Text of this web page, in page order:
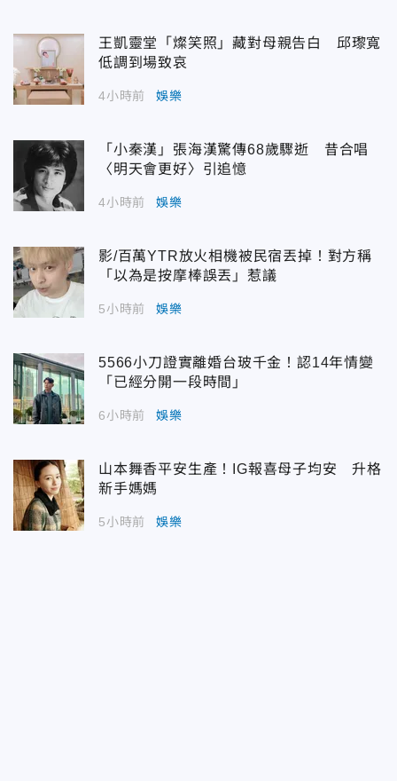
王凱靈堂「燦笑照」藏對母親告白 邱瓈寬
低調到場致哀
4小時前 娛樂
「小秦漢」張海漢驚傳68歲驟逝 昔合唱
〈明天會更好〉引追憶
4小時前 娛樂
影/百萬YTR放火相機被民宿丟掉！對方稱
「以為是按摩棒誤丟」惹議
5小時前 娛樂
5566小刀證實離婚台玻千金！認14年情變
「已經分開一段時間」
6小時前 娛樂
山本舞香平安生產！IG報喜母子均安 升格
新手媽媽
5小時前 娛樂